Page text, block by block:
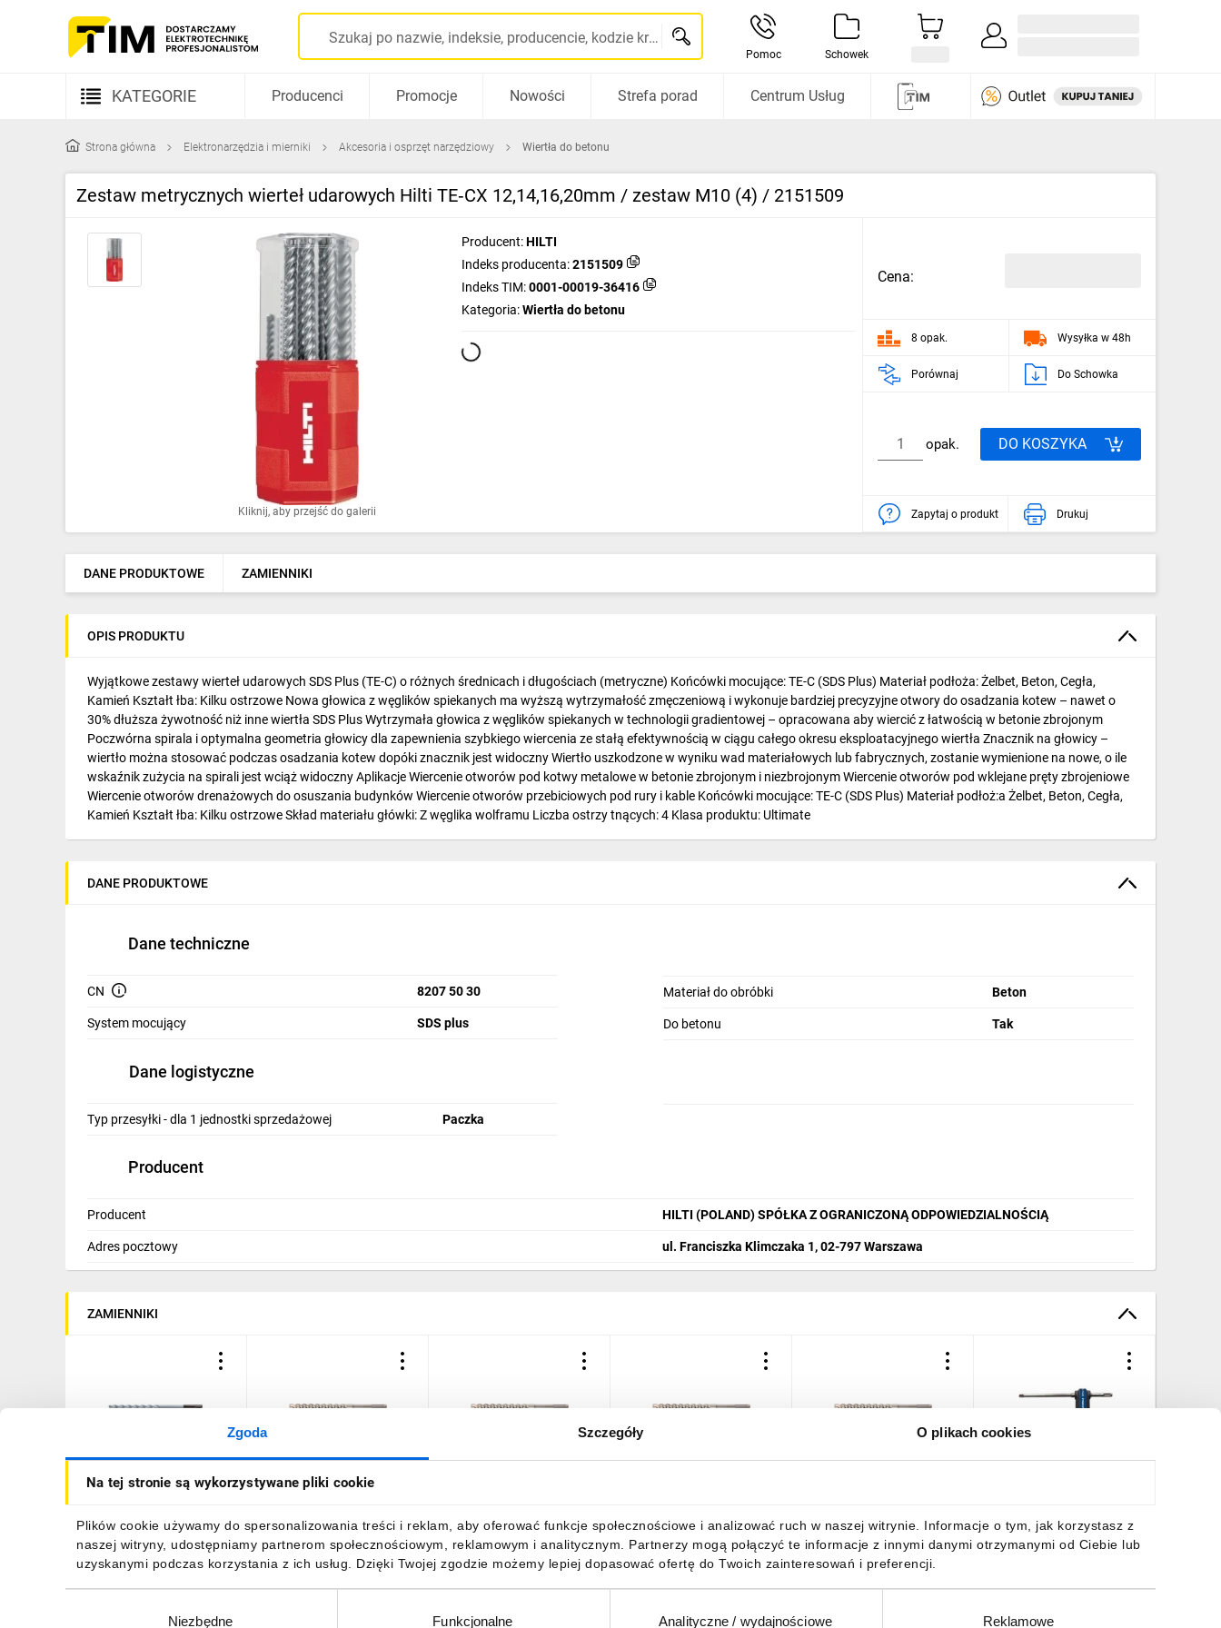
Zgoda Szczegóły O plikach cookies
Na tej stronie są wykorzystywane pliki cookie
Plików cookie używamy do spersonalizowania treści i reklam, aby oferować funkcje społecznościowe i analizować ruch w naszej witrynie. Informacje o tym, jak korzystasz z
naszej witryny, udostępniamy partnerom społecznościowym, reklamowym i analitycznym. Partnerzy mogą połączyć te informacje z innymi danymi otrzymanymi od Ciebie lub
uzyskanymi podczas korzystania z ich usług. Dzięki Twojej zgodzie możemy lepiej dopasować ofertę do Twoich zainteresowań i preferencji.
Niezbędne Funkcjonalne Analityczne / wydajnościowe Reklamowe
Szukaj po nazwie, indeksie, producencie, kodzie kreskowym...
Pomoc Schowek
KATEGORIE
Kable i przewody
Rozdzielnice i obudowy
Elementy prowadzenia kabli
Fotowoltaika
Ogrzewanie
Elektronarzędzia i mierniki
Napędy elektryczne
Pneumatyka
Dom i ogród
Klimatyzacja
Budowa i Remont
Telewizja naziemna i satelitarna
Wentylacja i rekuperacja
Producenci Promocje Nowości Strefa porad Centrum Usług
Strona główna Elektronarzędzia i mierniki Akcesoria i osprzęt narzędziowy Wiertła do betonu
Zestaw metrycznych wierteł udarowych Hilti TE‑CX 12,14,16,20mm / zestaw M10 (4) / 2151509
Kliknij, aby przejść do galerii
Producent:HILTI
Indeks producenta:2151509
Indeks TIM:0001-00019-36416
Kategoria:Wiertła do betonu
Cena:
8 opak. Wysyłka w 48h
Porównaj Do Schowka
opak. DO KOSZYKA
Zapytaj o produkt Drukuj
DANE PRODUKTOWE ZAMIENNIKI
OPIS PRODUKTU
Wyjątkowe zestawy wierteł udarowych SDS Plus (TE-C) o różnych średnicach i długościach (metryczne) Końcówki mocujące: TE-C (SDS Plus) Materiał podłoża: Żelbet, Beton, Cegła,
Kamień Kształt łba: Kilku ostrzowe Nowa głowica z węglików spiekanych ma wyższą wytrzymałość zmęczeniową i wykonuje bardziej precyzyjne otwory do osadzania kotew – nawet o
30% dłuższa żywotność niż inne wiertła SDS Plus Wytrzymała głowica z węglików spiekanych w technologii gradientowej – opracowana aby wiercić z łatwością w betonie zbrojonym
Poczwórna spirala i optymalna geometria głowicy dla zapewnienia szybkiego wiercenia ze stałą efektywnością w ciągu całego okresu eksploatacyjnego wiertła Znacznik na głowicy –
wiertło można stosować podczas osadzania kotew dopóki znacznik jest widoczny Wiertło uszkodzone w wyniku wad materiałowych lub fabrycznych, zostanie wymienione na nowe, o ile
wskaźnik zużycia na spirali jest wciąż widoczny Aplikacje Wiercenie otworów pod kotwy metalowe w betonie zbrojonym i niezbrojonym Wiercenie otworów pod wklejane pręty zbrojeniowe
Wiercenie otworów drenażowych do osuszania budynków Wiercenie otworów przebiciowych pod rury i kable Końcówki mocujące: TE-C (SDS Plus) Materiał podłoż:a Żelbet, Beton, Cegła,
Kamień Kształt łba: Kilku ostrzowe Skład materiału główki: Z węglika wolframu Liczba ostrzy tnących: 4 Klasa produktu: Ultimate
DANE PRODUKTOWE
Dane techniczne
CN 8207 50 30
System mocujący SDS plus
Materiał do obróbki Beton
Do betonu Tak
Dane logistyczne
Typ przesyłki - dla 1 jednostki sprzedażowej Paczka
Producent
Producent HILTI (POLAND) SPÓŁKA Z OGRANICZONĄ ODPOWIEDZIALNOŚCIĄ
Adres pocztowy ul. Franciszka Klimczaka 1, 02-797 Warszawa
ZAMIENNIKI
10X460MM BRICKDRILL
SDS PLUS BEZUDAROWE
86,26 złbrutto
10X250X310MM
REBARDRILL SDS PLUS
10/310B12 12 szt.
682,21 złbrutto
10/260B12 12 szt.
676,60 złbrutto
10/160B12 12 szt.
359,70 złbrutto 37,45 zł brutto
1 szt.
254,65 zł brutto